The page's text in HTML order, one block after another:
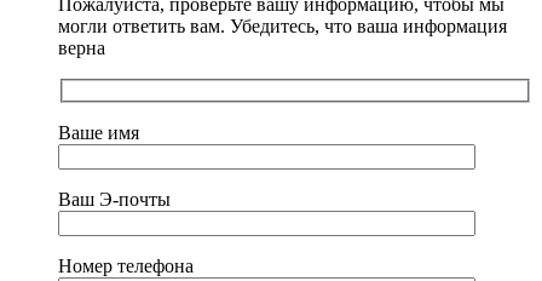
Пожалуйста, проверьте вашу информацию, чтобы мы
могли ответить вам. Убедитесь, что ваша информация
верна
Ваше имя
Ваш Э-почты
Номер телефона